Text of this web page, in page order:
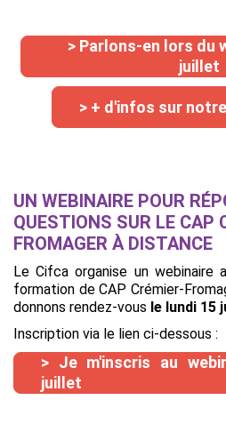
> Parlons-en lors du
juillet
> + d'infos sur
UN WEBINAIRE POUR
QUESTIONS SUR LE CAP
FROMAGER À DISTANCE
Le Cifca organise un webinaire
formation de CAP Crémier-
donnons rendez-vous le lundi 15
Inscription via le lien ci-dessous :
> Je m'inscris au
juillet